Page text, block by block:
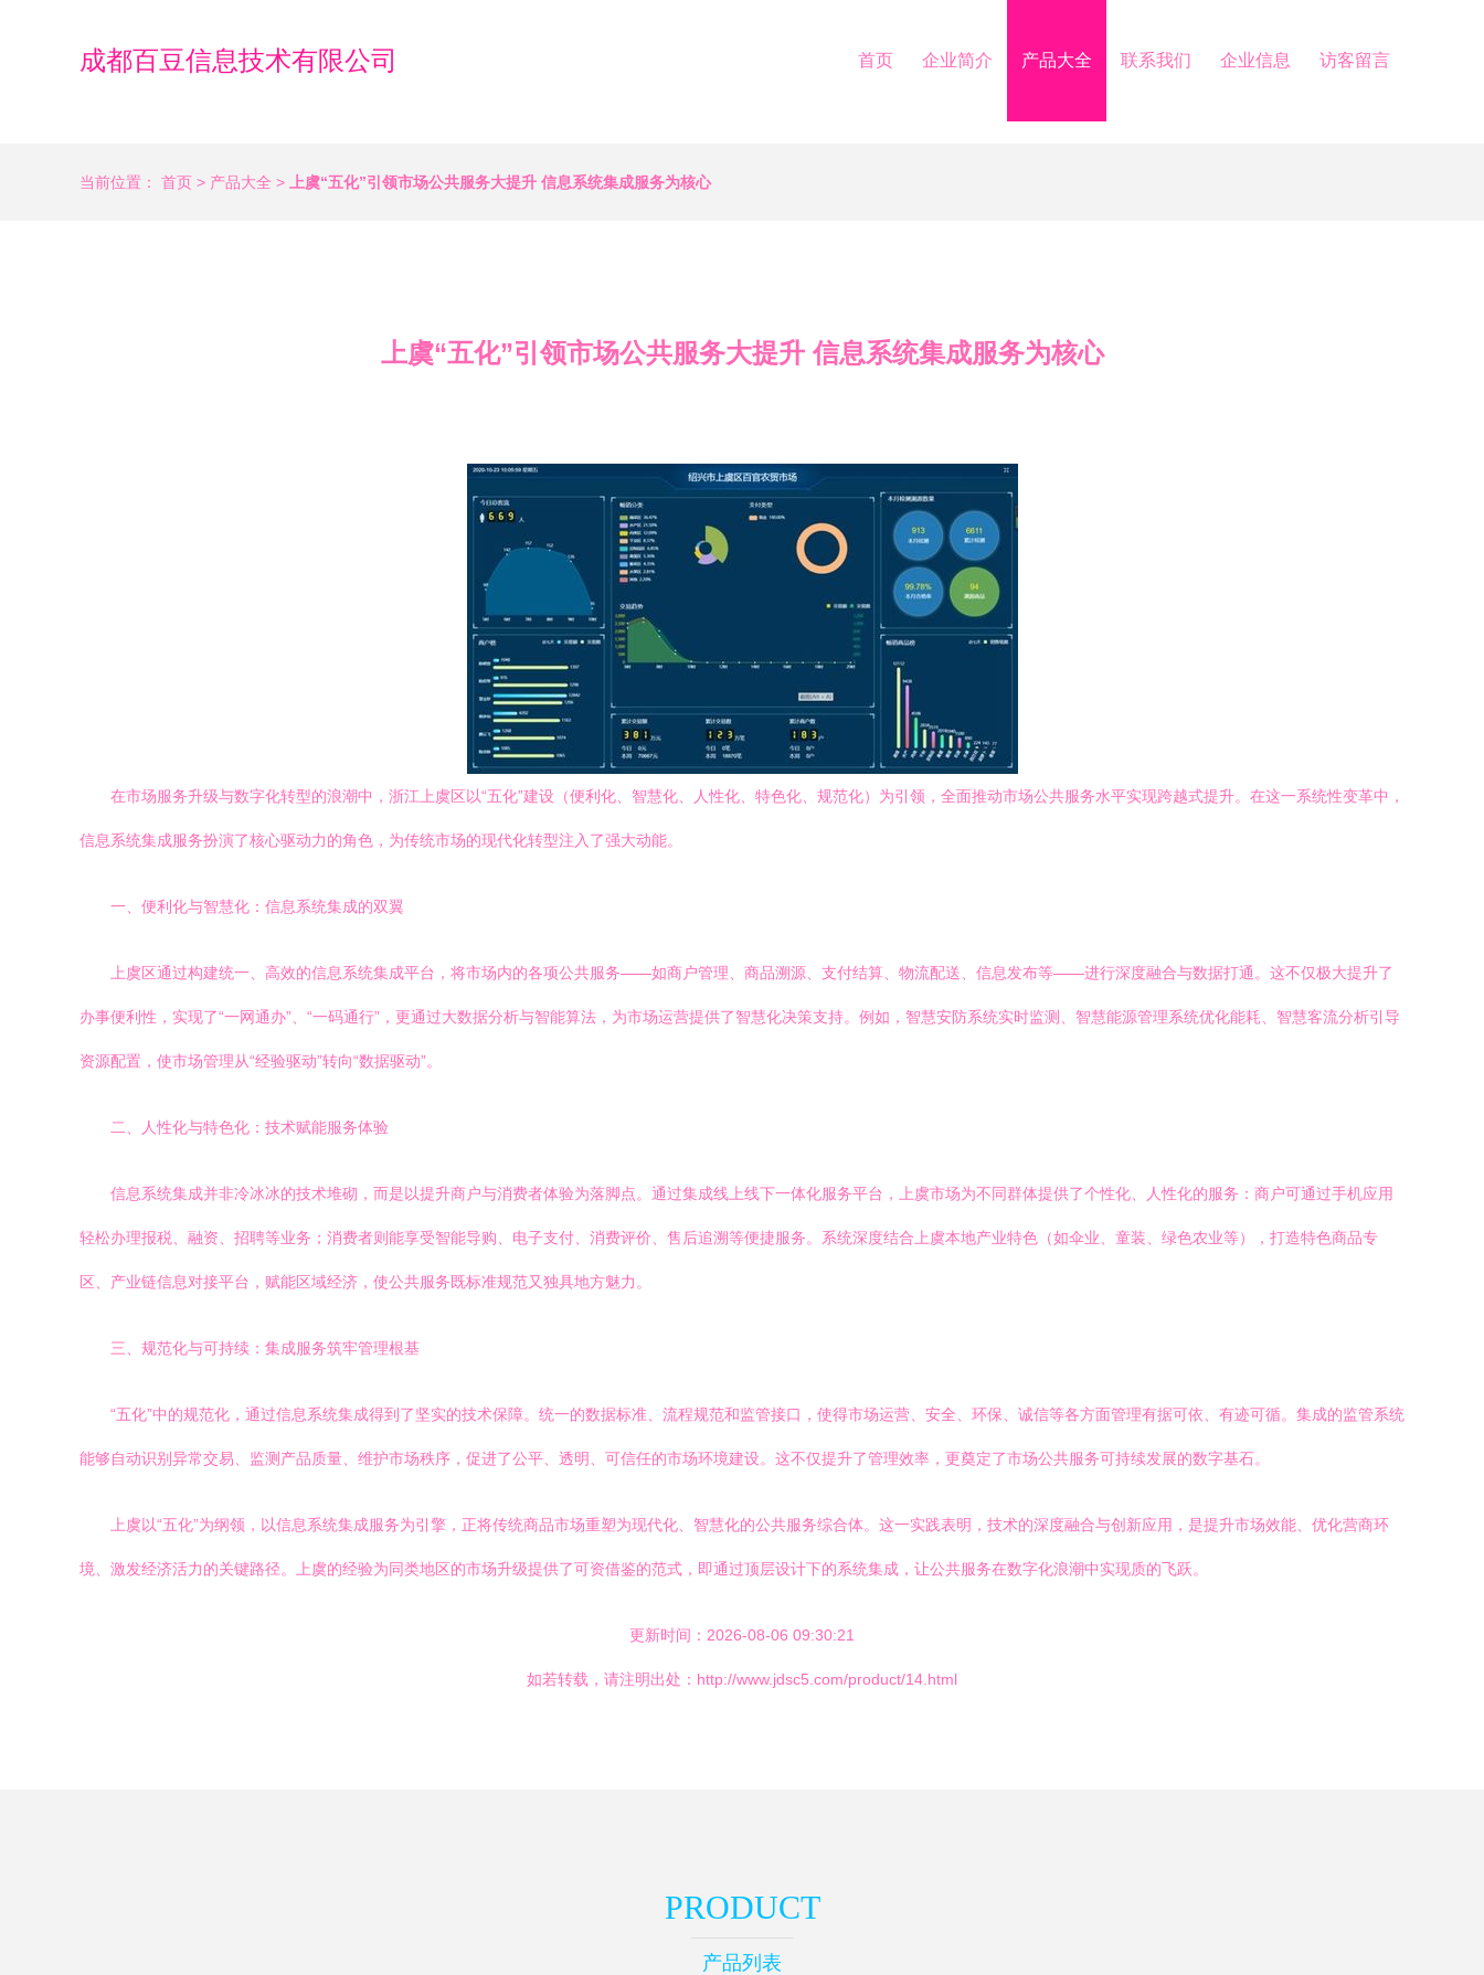
成都百豆信息技术有限公司 首页 企业简介 产品大全 联系我们 企业信息 访客留言
当前位置： 首页 > 产品大全 > 上虞“五化”引领市场公共服务大提升 信息系统集成服务为核心
上虞“五化”引领市场公共服务大提升 信息系统集成服务为核心
在市场服务升级与数字化转型的浪潮中，浙江上虞区以“五化”建设（便利化、智慧化、人性化、特色化、规范化）为引领，全面推动市场公共服务水平实现跨越式提升。在这一系统性变革中，
信息系统集成服务扮演了核心驱动力的角色，为传统市场的现代化转型注入了强大动能。
一、便利化与智慧化：信息系统集成的双翼
上虞区通过构建统一、高效的信息系统集成平台，将市场内的各项公共服务——如商户管理、商品溯源、支付结算、物流配送、信息发布等——进行深度融合与数据打通。这不仅极大提升了
办事便利性，实现了“一网通办”、“一码通行”，更通过大数据分析与智能算法，为市场运营提供了智慧化决策支持。例如，智慧安防系统实时监测、智慧能源管理系统优化能耗、智慧客流分析引导
资源配置，使市场管理从“经验驱动”转向“数据驱动”。
二、人性化与特色化：技术赋能服务体验
信息系统集成并非冷冰冰的技术堆砌，而是以提升商户与消费者体验为落脚点。通过集成线上线下一体化服务平台，上虞市场为不同群体提供了个性化、人性化的服务：商户可通过手机应用
轻松办理报税、融资、招聘等业务；消费者则能享受智能导购、电子支付、消费评价、售后追溯等便捷服务。系统深度结合上虞本地产业特色（如伞业、童装、绿色农业等），打造特色商品专
区、产业链信息对接平台，赋能区域经济，使公共服务既标准规范又独具地方魅力。
三、规范化与可持续：集成服务筑牢管理根基
“五化”中的规范化，通过信息系统集成得到了坚实的技术保障。统一的数据标准、流程规范和监管接口，使得市场运营、安全、环保、诚信等各方面管理有据可依、有迹可循。集成的监管系统
能够自动识别异常交易、监测产品质量、维护市场秩序，促进了公平、透明、可信任的市场环境建设。这不仅提升了管理效率，更奠定了市场公共服务可持续发展的数字基石。
上虞以“五化”为纲领，以信息系统集成服务为引擎，正将传统商品市场重塑为现代化、智慧化的公共服务综合体。这一实践表明，技术的深度融合与创新应用，是提升市场效能、优化营商环
境、激发经济活力的关键路径。上虞的经验为同类地区的市场升级提供了可资借鉴的范式，即通过顶层设计下的系统集成，让公共服务在数字化浪潮中实现质的飞跃。
更新时间：2026-08-06 09:30:21
如若转载，请注明出处：http://www.jdsc5.com/product/14.html
PRODUCT
产品列表